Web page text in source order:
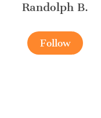
Randolph B.
Follow